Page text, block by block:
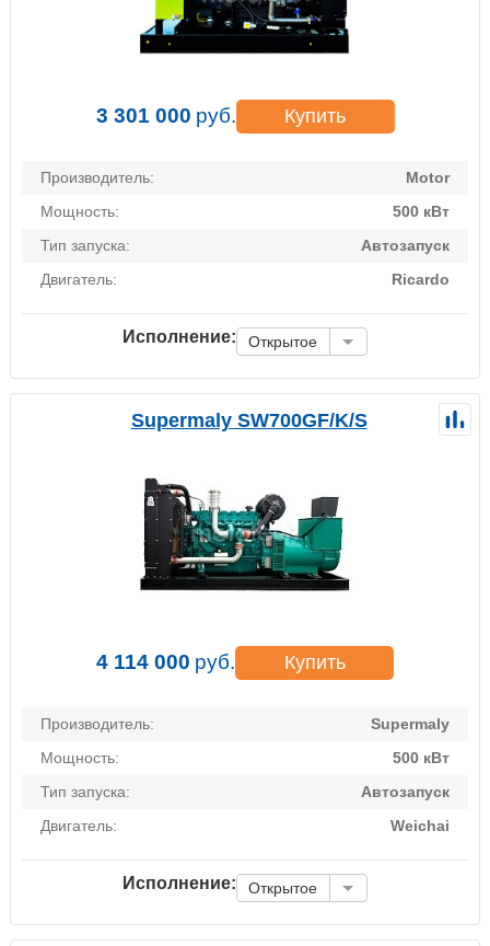
3 301 000 руб. Купить
Производитель:
Motor
Мощность:
500 кВт
Тип запуска:
Автозапуск
Двигатель:
Ricardo
Исполнение: Открытое
Supermaly SW700GF/K/S
4 114 000 руб. Купить
Производитель:
Supermaly
Мощность:
500 кВт
Тип запуска:
Автозапуск
Двигатель:
Weichai
Исполнение: Открытое